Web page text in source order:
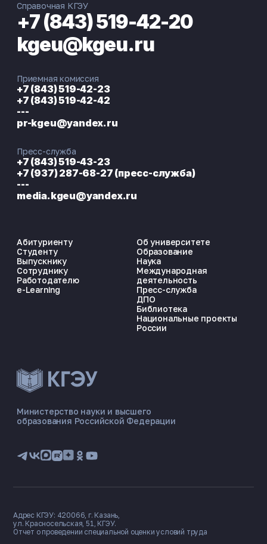
ЭНЕРГОКОД — ПОМОЩНИК КГЭУ
📋 Приёмная комиссия
🏠 Общежитие
Министерство науки и высшего
образования Российской Федерации
Абитуриенту
Студенту
Выпускнику
Сотруднику
Работодателю
e-Learning
Об университете
Образование
Наука
Международная
деятельность
Пресс-служба
ДПО
Библиотека
Национальные проекты
России
Справочная КГЭУ
+7 (843) 519-42-20
kgeu@kgeu.ru
Приемная комиссия
+7 (843) 519-42-23
+7 (843) 519-42-42
---
pr-kgeu@yandex.ru
Пресс-служба
+7 (843) 519-43-23
+7 (937) 287-68-27 (пресс-служба)
---
media.kgeu@yandex.ru
Адрес КГЭУ: 420066, г. Казань,
ул. Красносельская, 51, КГЭУ.
Отчет о проведении специальной оценки условий труда